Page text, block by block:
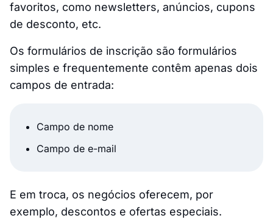
favoritos, como newsletters, anúncios, cupons
de desconto, etc.
Os formulários de inscrição são formulários
simples e frequentemente contêm apenas dois
campos de entrada:
Campo de nome
Campo de e-mail
E em troca, os negócios oferecem, por
exemplo, descontos e ofertas especiais.